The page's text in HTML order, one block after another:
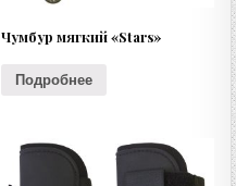
Чумбур мягкий «Stars»
Подробнее